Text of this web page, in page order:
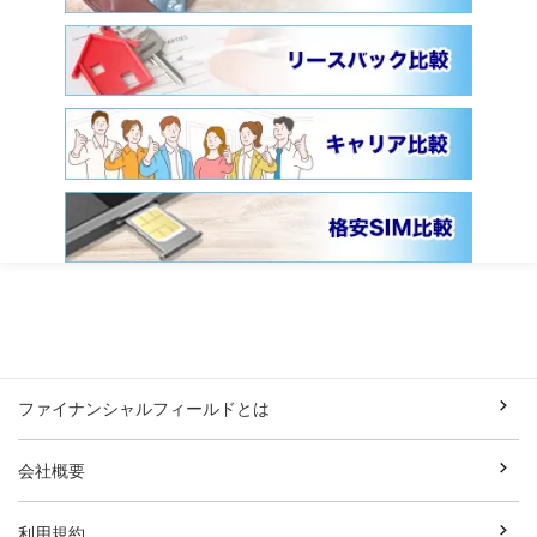
ファイナンシャルフィールドとは
会社概要
利用規約